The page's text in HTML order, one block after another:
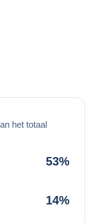
het totaal
53%
14%